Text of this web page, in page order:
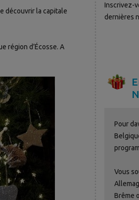
découvrir la capitale
région d’Écosse. A
Inscrivez-
dernières
Pour
Vous
Brême